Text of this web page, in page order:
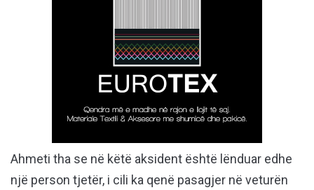
Ahmeti tha se në këtë aksident është lënduar edhe
një person tjetër, i cili ka qenë pasagjer në veturën